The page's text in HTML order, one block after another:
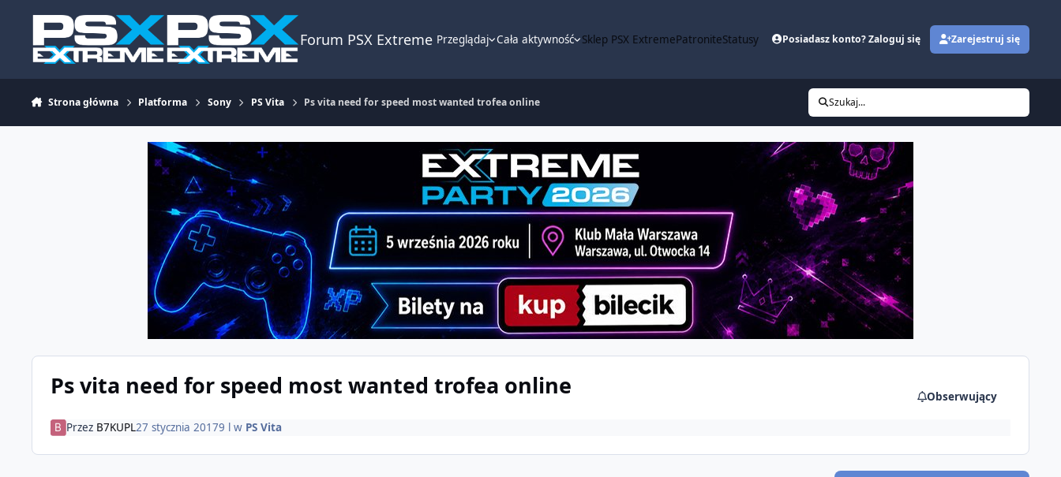
Forum PSX Extreme Przeglądaj Cała aktywność Sklep PSX ExtremePatroniteStatusy Posiadasz konto? Zaloguj się Zarejestruj się
Strona główna Platforma Sony PS Vita Ps vita need for speed most wanted trofea online Szukaj...
Ps vita need for speed most wanted trofea online Obserwujący
Przez B7KUPL27 stycznia 20179 lw PS Vita